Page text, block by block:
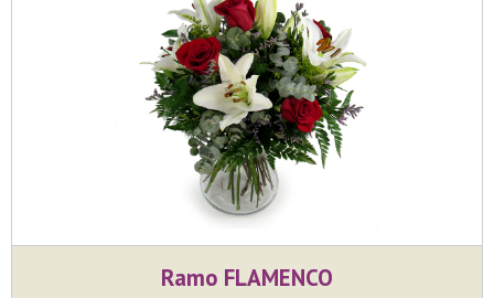
Ramo FLAMENCO